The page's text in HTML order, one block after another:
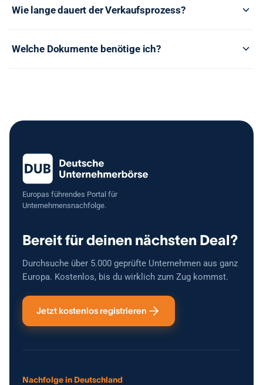
Wie lange dauert der Verkaufsprozess?
Welche Dokumente benötige ich?
Europas führendes Portal für
Unternehmensnachfolge.
Bereit für deinen nächsten Deal?
Durchsuche über 5.000 geprüfte Unternehmen aus ganz
Europa. Kostenlos, bis du wirklich zum Zug kommst.
Jetzt kostenlos registrieren
Nachfolge in Deutschland